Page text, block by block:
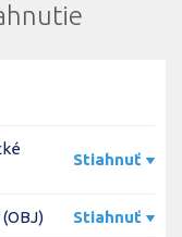
Stiahnuť
Stiahnuť